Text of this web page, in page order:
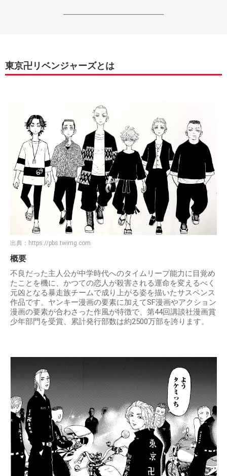
------------------------------------------------------------------
東京卍リベンジャーズとは
出典： https://pbs.twimg.com
概要
不良だった主人公が中学時代へのタイムリープ能力に目覚め
たことを機に、かつての恋人が殺害される運命を変えるべく
元凶となる暴走族チームで成り上がる姿を描いたサスペンス
作品です。ヤンキー漫画の要素に加えてSF漫画やアクション
漫画の要素が合わさった作風が特徴で、第44回講談社漫画賞
少年部門を受賞、累計発行部数は約2500万部を誇ります。